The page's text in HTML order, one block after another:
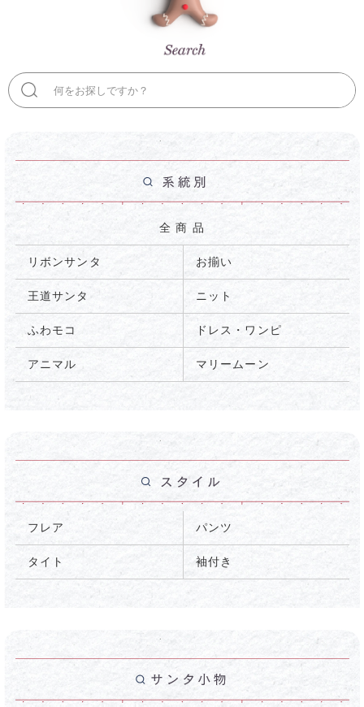
検
全 商 品
リボンサンタ お揃い
王道サンタ ニット
ふわモコ ドレス・ワンピ
アニマル マリームーン
フレア パンツ
タイト 袖付き